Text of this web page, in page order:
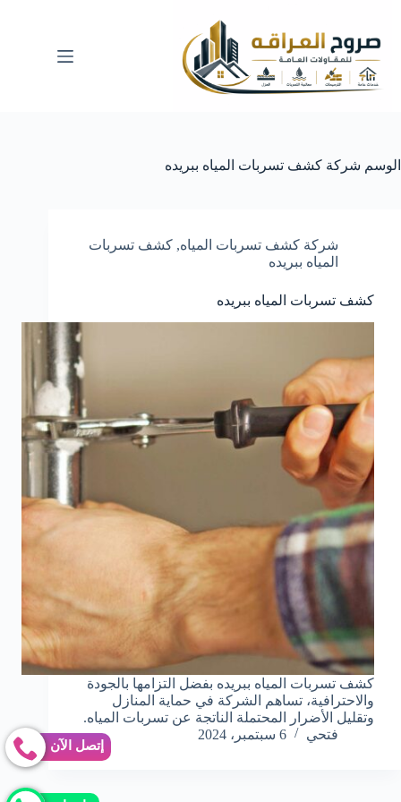
المحتوى
الوسم شركة كشف تسربات المياه ببريده
شركة كشف تسربات المياه, كشف تسربات
المياه ببريده
كشف تسربات المياه ببريده
كشف تسربات المياه ببريده بفضل التزامها بالجودة
والاحترافية، تساهم الشركة في حماية المنازل
وتقليل الأضرار المحتملة الناتجة عن تسربات المياه.
فتحي
6 سبتمبر، 2024
إتصل الآن